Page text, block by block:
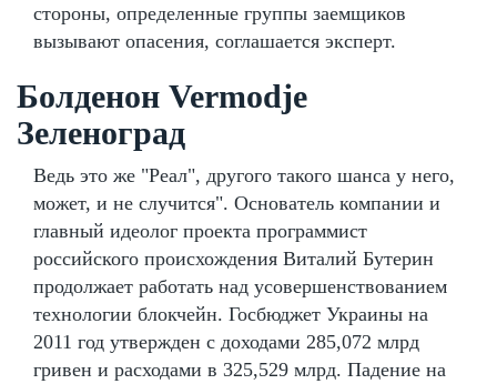
стороны, определенные группы заемщиков
вызывают опасения, соглашается эксперт.
Болденон Vermodje
Зеленоград
Ведь это же "Реал", другого такого шанса у него,
может, и не случится". Основатель компании и
главный идеолог проекта программист
российского происхождения Виталий Бутерин
продолжает работать над усовершенствованием
технологии блокчейн. Госбюджет Украины на
2011 год утвержден с доходами 285,072 млрд
гривен и расходами в 325,529 млрд. Падение на